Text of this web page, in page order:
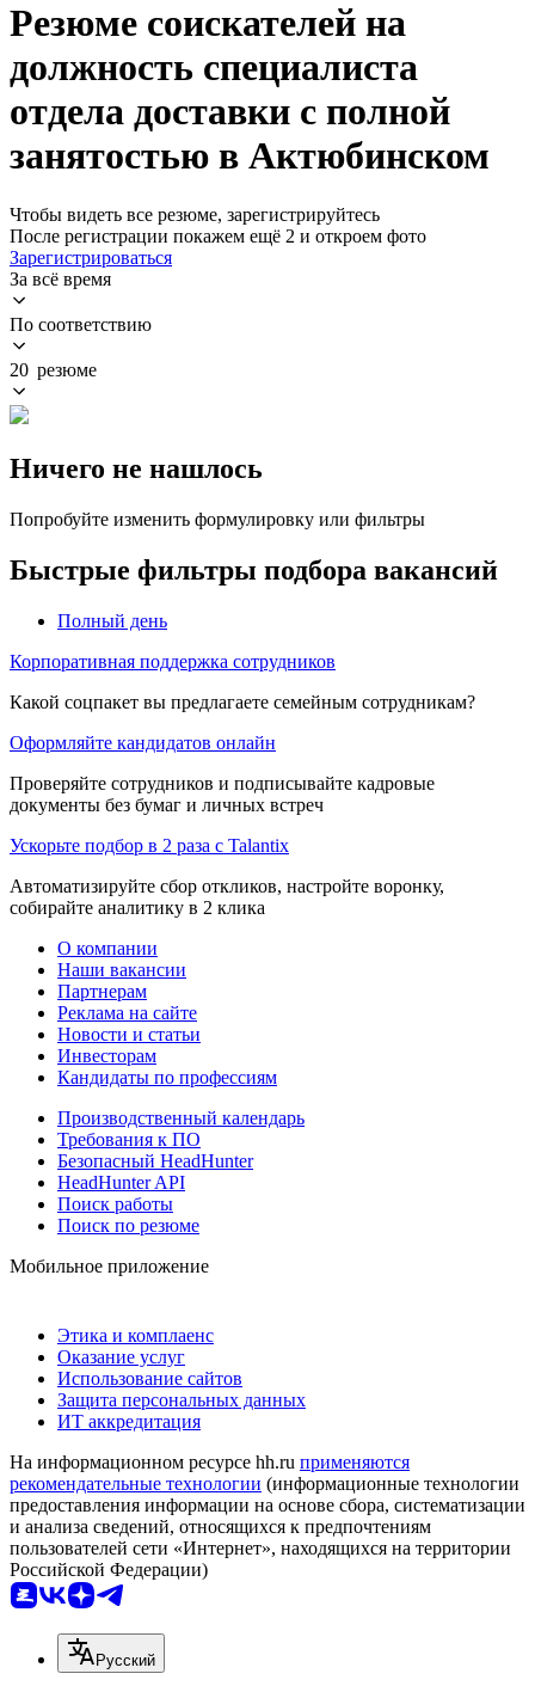
Резюме соискателей на
должность специалиста
отдела доставки с полной
занятостью в Актюбинском
Чтобы видеть все резюме, зарегистрируйтесь
После регистрации покажем ещё 2 и откроем фото
Зарегистрироваться
За всё время
По соответствию
20 резюме
Ничего не нашлось
Попробуйте изменить формулировку или фильтры
Быстрые фильтры подбора вакансий
Полный день
Корпоративная поддержка сотрудников
Какой соцпакет вы предлагаете семейным сотрудникам?
Оформляйте кандидатов онлайн
Проверяйте сотрудников и подписывайте кадровые
документы без бумаг и личных встреч
Ускорьте подбор в 2 раза с Talantix
Автоматизируйте сбор откликов, настройте воронку,
собирайте аналитику в 2 клика
О компании
Наши вакансии
Партнерам
Реклама на сайте
Новости и статьи
Инвесторам
Кандидаты по профессиям
Производственный календарь
Требования к ПО
Безопасный HeadHunter
HeadHunter API
Поиск работы
Поиск по резюме
Мобильное приложение
Этика и комплаенс
Оказание услуг
Использование сайтов
Защита персональных данных
ИТ аккредитация
На информационном ресурсе hh.ru применяются
рекомендательные технологии (информационные технологии
предоставления информации на основе сбора, систематизации
и анализа сведений, относящихся к предпочтениям
пользователей сети «Интернет», находящихся на территории
Российской Федерации)
Русский